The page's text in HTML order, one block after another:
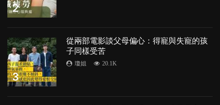
2
3
從兩部電影談父母偏心：得寵與失寵的孩
子同樣受苦
瓊姐 20.1K